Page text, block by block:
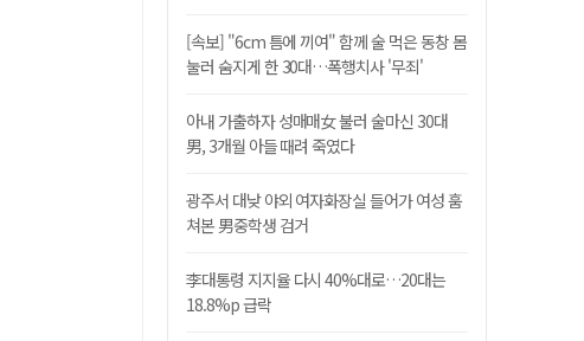
[속보] "6cm 틈에 끼여" 함께 술 먹은 동창 몸
눌러 숨지게 한 30대…폭행치사 '무죄'
아내 가출하자 성매매女 불러 술마신 30대
男, 3개월 아들 때려 죽였다
광주서 대낮 야외 여자화장실 들어가 여성 훔
쳐본 男중학생 검거
李대통령 지지율 다시 40%대로…20대는
18.8%p 급락